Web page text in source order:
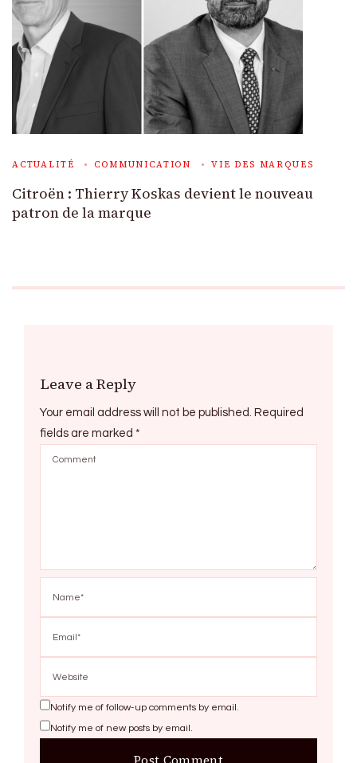
ACTUALITÉ COMMUNICATION VIE DES MARQUES
Citroën : Thierry Koskas devient le nouveau
patron de la marque
Leave a Reply
Your email address will not be published. Required
fields are marked *
Notify me of follow-up comments by email.
Notify me of new posts by email.